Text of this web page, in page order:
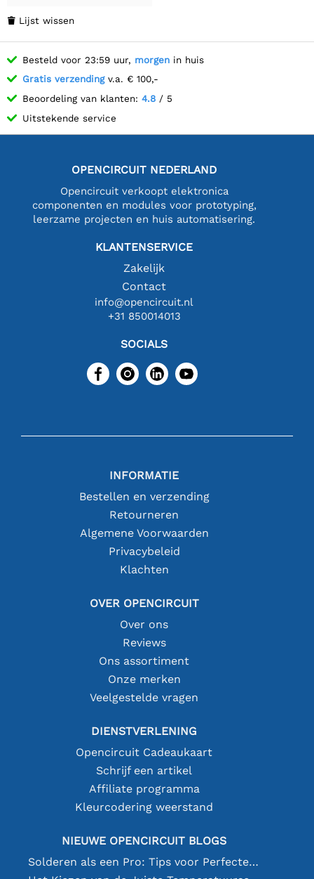
 Lijst wissen
Besteld voor 23:59 uur, morgen in huis
Gratis verzendingv.a. € 100,-
Beoordeling van klanten: 4.8 / 5
Uitstekende service
OPENCIRCUIT NEDERLAND
Opencircuit verkoopt elektronica
componenten en modules voor prototyping,
leerzame projecten en huis automatisering.
KLANTENSERVICE
Zakelijk
Contact
info@opencircuit.nl
+31 850014013
SOCIALS
INFORMATIE
Bestellen en verzending
Retourneren
Algemene Voorwaarden
Privacybeleid
Klachten
OVER OPENCIRCUIT
Over ons
Reviews
Ons assortiment
Onze merken
Veelgestelde vragen
DIENSTVERLENING
Opencircuit Cadeaukaart
Schrijf een artikel
Affiliate programma
Kleurcodering weerstand
NIEUWE OPENCIRCUIT BLOGS
Solderen als een Pro: Tips voor Perfecte Elektronische Verbindingen